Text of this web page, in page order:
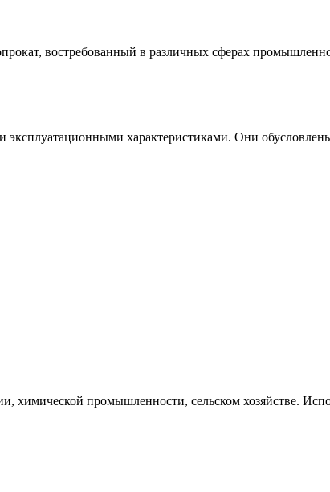
востребованный в различных сферах
эксплуатационными характеристиками. Они
химической промышленности, сельском хозяйстве.